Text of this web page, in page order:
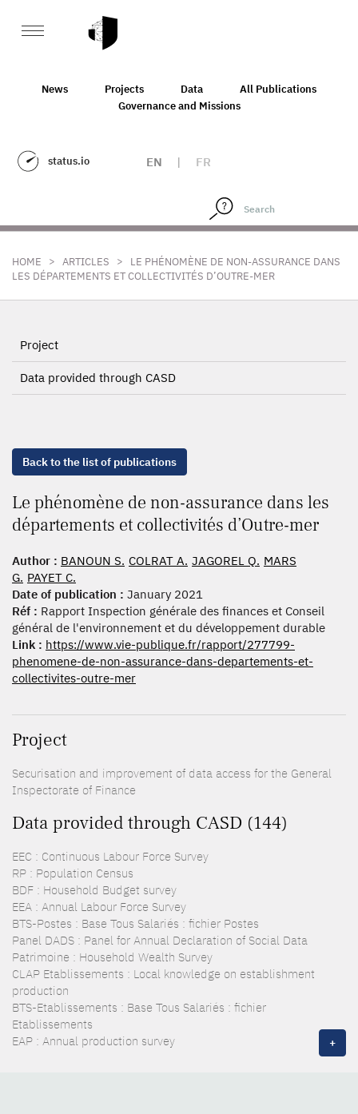
News Projects Data
All Publications
Governance and Missions
status.io EN | FR
HOME > ARTICLES >
LE PHÉNOMÈNE DE NON-ASSURANCE DANS
LES DÉPARTEMENTS ET COLLECTIVITÉS D’OUTRE-MER
Project
Data provided through CASD
Back to the list of publications
Le phénomène de non-assurance dans les
départements et collectivités d’Outre-mer
Author : BANOUN S. COLRAT A. JAGOREL Q. MARS
G. PAYET C.
Date of publication : January 2021
Réf : Rapport Inspection générale des finances et Conseil
général de l'environnement et du développement durable
Link : https://www.vie-publique.fr/rapport/277799-
phenomene-de-non-assurance-dans-departements-et-
collectivites-outre-mer
Project
Securisation and improvement of data access for the General
Inspectorate of Finance
Data provided through CASD (144)
EEC : Continuous Labour Force Survey
RP : Population Census
BDF : Household Budget survey
EEA : Annual Labour Force Survey
BTS-Postes : Base Tous Salariés : fichier Postes
Panel DADS : Panel for Annual Declaration of Social Data
Patrimoine : Household Wealth Survey
CLAP Etablissements : Local knowledge on establishment
production
BTS-Etablissements : Base Tous Salariés : fichier
Etablissements
EAP : Annual production survey
+